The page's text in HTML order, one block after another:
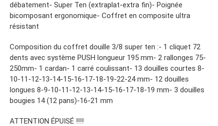
débatement- Super Ten (extraplat-extra fin)- Poignée
bicomposant ergonomique- Coffret en composite ultra
résistant
Composition du coffret douille 3/8 super ten :- 1 cliquet 72
dents avec système PUSH longueur 195 mm- 2 rallonges 75-
250mm- 1 cardan- 1 carré coulissant- 13 douilles courtes 8-
10-11-12-13-14-15-16-17-18-19-22-24 mm- 12 douilles
longues 8-9-10-11-12-13-14-15-16-17-18-19 mm- 3 douilles
bougies 14 (12 pans)-16-21 mm
ATTENTION ÉPUISÉ !!!!